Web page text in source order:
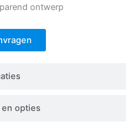
opties
ontwerp